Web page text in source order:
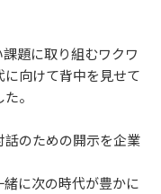
題に取り組むワクワ
向けて背中を見せて
。
話のための開示を企業
に次の時代が豊かに